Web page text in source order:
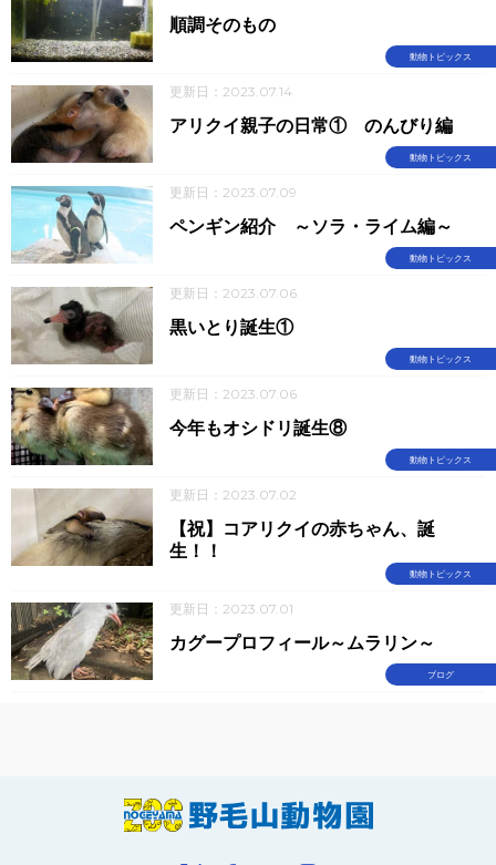
動物トピックス
順調そのもの
更新日：2023.07.14
動物トピックス
アリクイ親子の日常① のんびり編
更新日：2023.07.09
動物トピックス
ペンギン紹介 ～ソラ・ライム編～
更新日：2023.07.06
動物トピックス
黒いとり誕生①
更新日：2023.07.06
動物トピックス
今年もオシドリ誕生⑧
更新日：2023.07.02
動物トピックス
【祝】コアリクイの赤ちゃん、誕
生！！
更新日：2023.07.01
ブログ
カグープロフィール～ムラリン～